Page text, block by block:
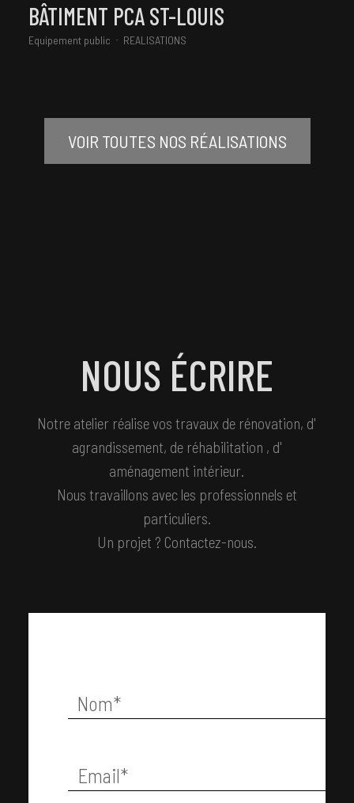
BÂTIMENT PCA ST-LOUIS
Equipement public REALISATIONS
VOIR TOUTES NOS RÉALISATIONS
NOUS ÉCRIRE
Notre atelier réalise vos travaux de rénovation, d'
agrandissement, de réhabilitation , d'
aménagement intérieur.
Nous travaillons avec les professionnels et
particuliers.
Un projet ? Contactez-nous.